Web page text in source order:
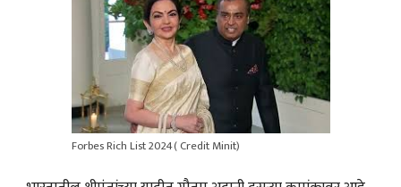
Forbes Rich List 2024( Credit Minit)